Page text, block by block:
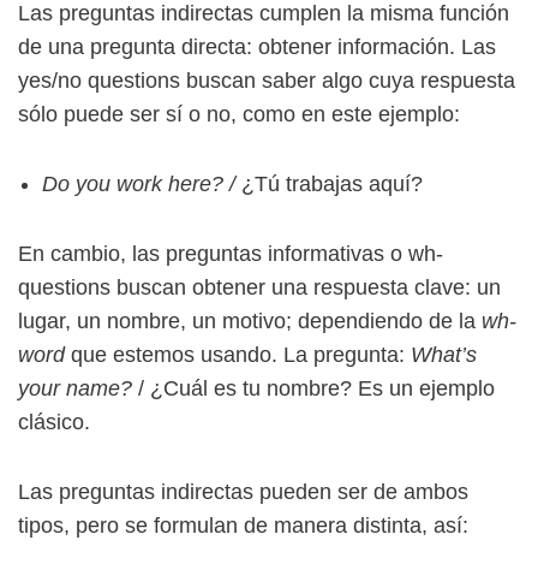
Las preguntas indirectas cumplen la misma función
de una pregunta directa: obtener información. Las
yes/no questions buscan saber algo cuya respuesta
sólo puede ser sí o no, como en este ejemplo:
Do you work here? / ¿Tú trabajas aquí?
En cambio, las preguntas informativas o wh-
questions buscan obtener una respuesta clave: un
lugar, un nombre, un motivo; dependiendo de la wh-
wordque estemos usando. La pregunta: What’s
your name? / ¿Cuál es tu nombre? Es un ejemplo
clásico.
Las preguntas indirectas pueden ser de ambos
tipos, pero se formulan de manera distinta, así: